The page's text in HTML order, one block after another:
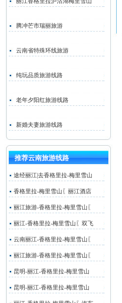
腾冲芒市瑞丽旅游
云南省特殊环线旅游
纯玩品质旅游线路
老年夕阳红旅游线路
新婚夫妻旅游线路
推荐云南旅游线路
途经丽江|去香格里拉-梅里雪山
香格里拉-梅里雪山〖丽江酒店
丽江旅游-香格里拉-梅里雪山〖
丽江-香格里拉-梅里雪山〖双飞
云南丽江-香格里拉-梅里雪山〖
丽江旅游-香格里拉-梅里雪山〖
昆明-丽江-香格里拉-梅里雪山
昆明-丽江-香格里拉-梅里雪山